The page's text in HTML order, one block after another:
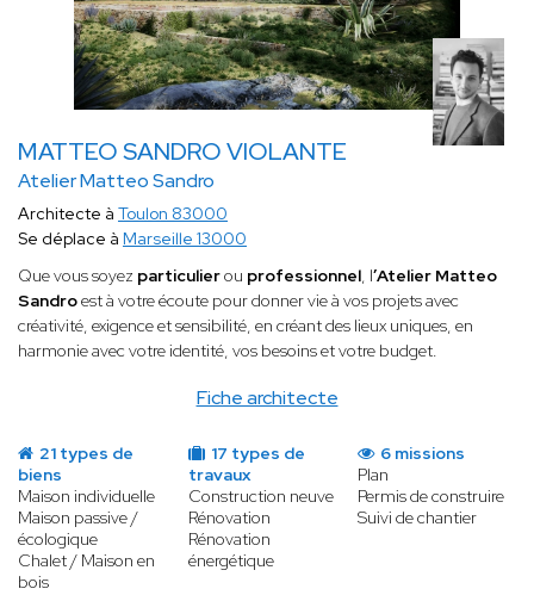
MATTEO SANDRO VIOLANTE
Atelier Matteo Sandro
Fiche architecte
Architecte à Toulon 83000
Se déplace à Marseille 13000
Que vous soyez particulierou professionnel, l’Atelier Matteo
Sandroest à votre écoute pour donner vie à vos projets avec
créativité, exigence et sensibilité, en créant des lieux uniques, en
harmonie avec votre identité, vos besoins et votre budget.
21 types de
biens
Maison individuelle
Maison passive /
écologique
Chalet / Maison en
bois
17 types de
travaux
Construction neuve
Rénovation
Rénovation
énergétique
6 missions
Plan
Permis de construire
Suivi de chantier